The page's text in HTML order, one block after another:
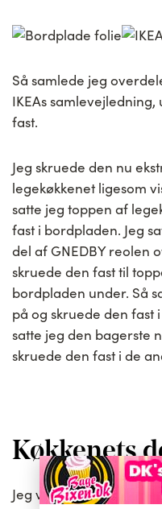
Så samlede jeg
IKEAs
fast.
Jeg skruede den nu
legekøkkenet ligesom
satte jeg toppen af
fast i bordpladen. Jeg
del af GNEDBY reolen
skruede den fast til
bordpladen under. Så
på og skruede den fast
satte jeg den bagerste
skruede den fast i de
Køkkenets
Jeg var længe om at